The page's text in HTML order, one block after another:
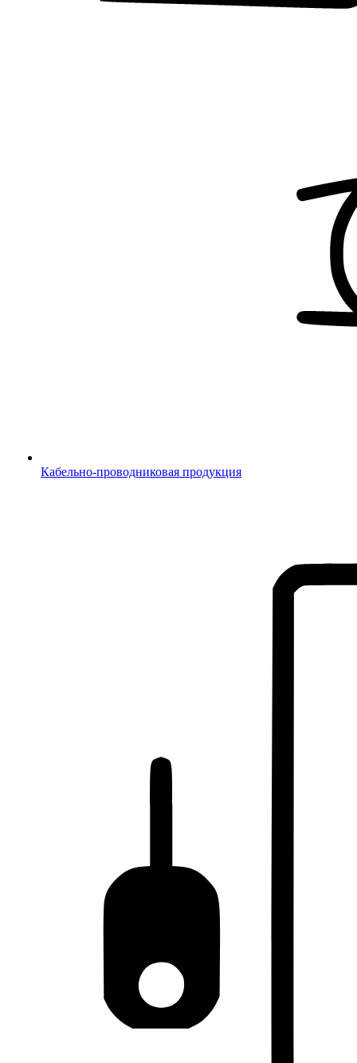
Кабельно-проводниковая продукция